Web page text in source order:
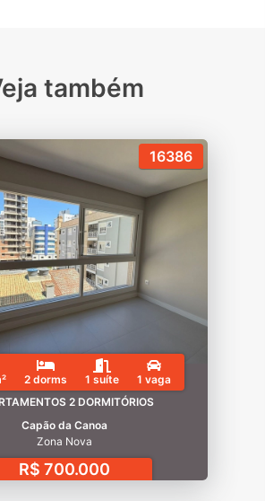
também
16386
2 dorms 1 suíte
1 vaga
2 DORMITÓRIOS
Capão da Canoa
Zona Nova
R$ 700.000